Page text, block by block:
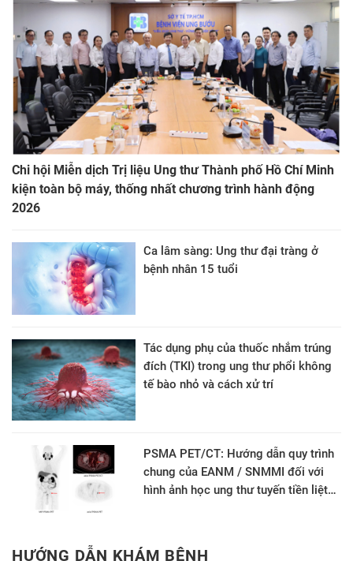
Chi hội Miễn dịch Trị liệu Ung thư Thành phố Hồ Chí Minh
kiện toàn bộ máy, thống nhất chương trình hành động
2026
Ca lâm sàng: Ung thư đại tràng ở
bệnh nhân 15 tuổi
Tác dụng phụ của thuốc nhắm trúng
đích (TKI) trong ung thư phổi không
tế bào nhỏ và cách xử trí
PSMA PET/CT: Hướng dẫn quy trình
chung của EANM / SNMMI đối với
hình ảnh học ung thư tuyến tiền liệt
HƯỚNG DẪN KHÁM BỆNH